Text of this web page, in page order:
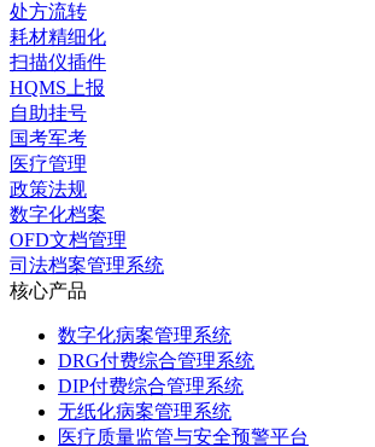
处方流转
耗材精细化
扫描仪插件
HQMS上报
自助挂号
国考军考
医疗管理
政策法规
数字化档案
OFD文档管理
司法档案管理系统
核心产品
数字化病案管理系统
DRG付费综合管理系统
DIP付费综合管理系统
无纸化病案管理系统
医疗质量监管与安全预警平台